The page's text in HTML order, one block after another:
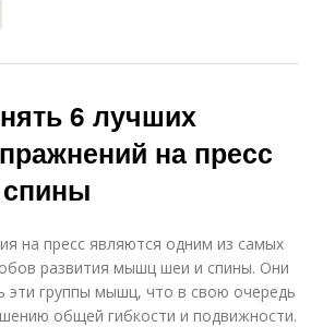
6 лучших
на пресс
на пресс являются одним из самых
развития мышц шеи и спины. Они
эти группы мышц, что в свою очередь
общей гибкости и подвижности.